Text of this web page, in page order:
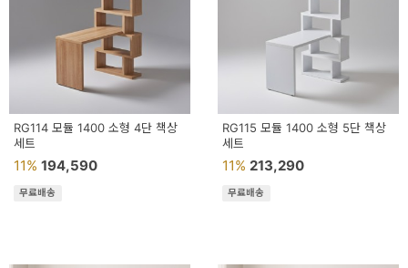
RG114 모듈 1400 소형 4단 책상
세트
11% 194,590
무료배송
RG115 모듈 1400 소형 5단 책상
세트
11% 213,290
무료배송